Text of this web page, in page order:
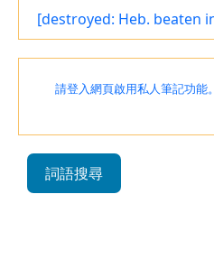
[destroyed: Heb. beaten
請登入網頁啟用私人筆記功能。
詞語搜尋